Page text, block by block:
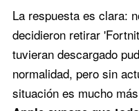
La respuesta es clara:
decidieron retirar
tuvieran descargado
normalidad, pero sin
situación es mucho